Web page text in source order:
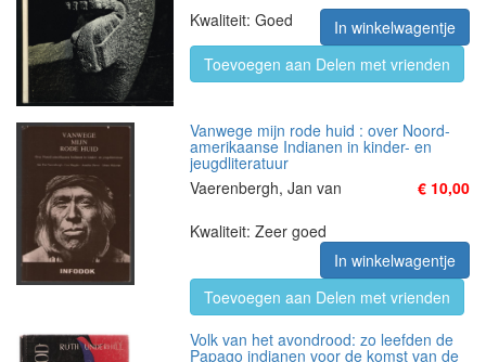
Kwaliteit: Goed
In winkelwagentje
Toevoegen aan Delen met vrienden
Vanwege mijn rode huid : over Noord-
amerikaanse Indianen in kinder- en
jeugdliteratuur
Vaerenbergh, Jan van
€ 10,00
Kwaliteit: Zeer goed
In winkelwagentje
Toevoegen aan Delen met vrienden
Volk van het avondrood: zo leefden de
Papago indianen voor de komst van de